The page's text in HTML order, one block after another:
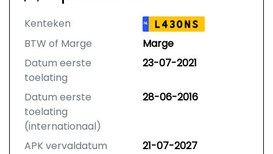
Kenteken NL L430NS
BTW of Marge
Marge
Datum eerste
toelating
23-07-2021
Datum eerste
toelating
(internationaal)
28-06-2016
APK vervaldatum
21-07-2027